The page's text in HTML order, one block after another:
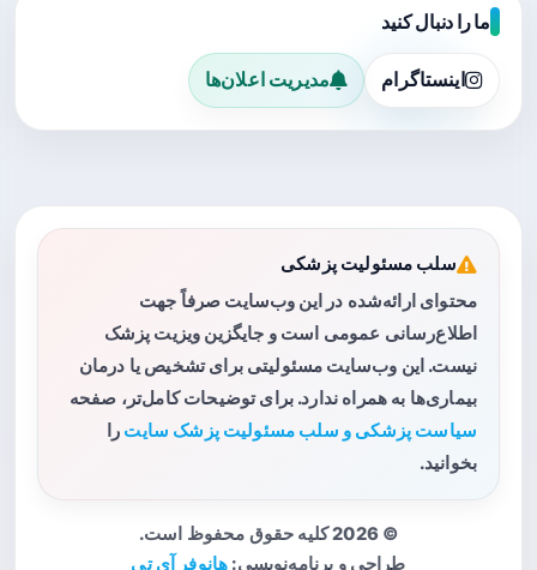
ما را دنبال کنید
اینستاگرام مدیریت اعلان‌ها
سلب مسئولیت پزشکی
محتوای ارائه‌شده در این وب‌سایت صرفاً جهت
اطلاع‌رسانی عمومی است و جایگزین ویزیت پزشک
نیست. این وب‌سایت مسئولیتی برای تشخیص یا درمان
بیماری‌ها به همراه ندارد. برای توضیحات کامل‌تر، صفحه
سیاست پزشکی و سلب مسئولیت پزشک سایت را
بخوانید.
© 2026 کلیه حقوق محفوظ است.
طراحی و برنامه‌نویسی: هانوفر آی تی